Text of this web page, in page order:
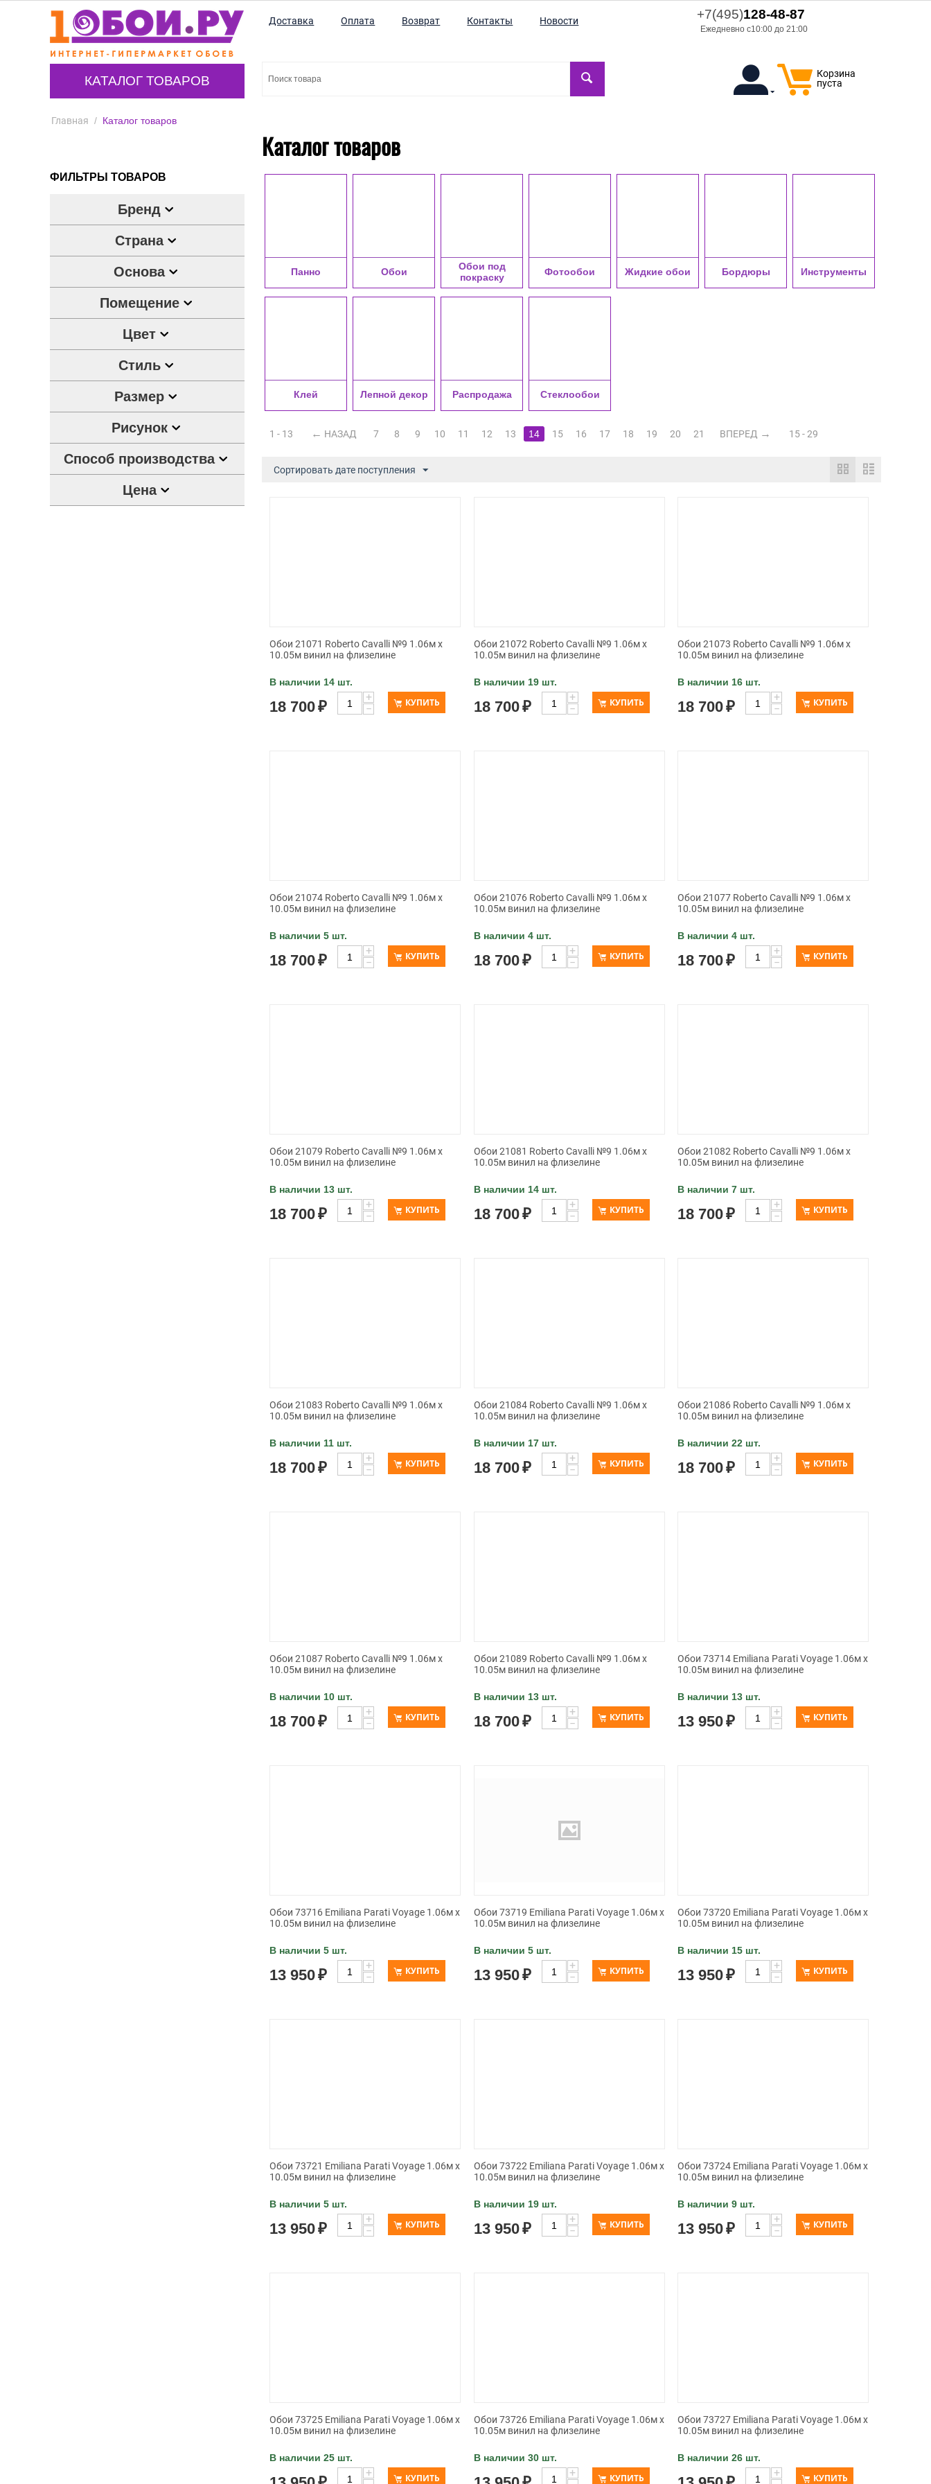
КАТАЛОГ ТОВАРОВ
Доставка Оплата Возврат Контакты Новости +7(495)128-48-87
Ежедневно с10:00 до 21:00
Корзина
пуста
Главная / Каталог товаров
ФИЛЬТРЫ ТОВАРОВ
Бренд
Страна
Основа
Помещение
Цвет
Стиль
Размер
Рисунок
Способ производства
Цена
Каталог товаров
Панно Обои
Обои под
покраску
Фотообои Жидкие обои Бордюры Инструменты
Клей Лепной декор Распродажа Стеклообои
1 - 13 НАЗАД 7 8 9 10 11 12 13 14 15 16 17 18 19 20 21 ВПЕРЕД 15 - 29
Сортировать дате поступления
Обои 21071 Roberto Cavalli №9 1.06м x
10.05м винил на флизелине
В наличии 14 шт.
18 700₽
+
−
КУПИТЬ
Обои 21072 Roberto Cavalli №9 1.06м x
10.05м винил на флизелине
В наличии 19 шт.
18 700₽
+
−
КУПИТЬ
Обои 21073 Roberto Cavalli №9 1.06м x
10.05м винил на флизелине
В наличии 16 шт.
18 700₽
+
−
КУПИТЬ
Обои 21074 Roberto Cavalli №9 1.06м x
10.05м винил на флизелине
В наличии 5 шт.
18 700₽
+
−
КУПИТЬ
Обои 21076 Roberto Cavalli №9 1.06м x
10.05м винил на флизелине
В наличии 4 шт.
18 700₽
+
−
КУПИТЬ
Обои 21077 Roberto Cavalli №9 1.06м x
10.05м винил на флизелине
В наличии 4 шт.
18 700₽
+
−
КУПИТЬ
Обои 21079 Roberto Cavalli №9 1.06м x
10.05м винил на флизелине
В наличии 13 шт.
18 700₽
+
−
КУПИТЬ
Обои 21081 Roberto Cavalli №9 1.06м x
10.05м винил на флизелине
В наличии 14 шт.
18 700₽
+
−
КУПИТЬ
Обои 21082 Roberto Cavalli №9 1.06м x
10.05м винил на флизелине
В наличии 7 шт.
18 700₽
+
−
КУПИТЬ
Обои 21083 Roberto Cavalli №9 1.06м x
10.05м винил на флизелине
В наличии 11 шт.
18 700₽
+
−
КУПИТЬ
Обои 21084 Roberto Cavalli №9 1.06м x
10.05м винил на флизелине
В наличии 17 шт.
18 700₽
+
−
КУПИТЬ
Обои 21086 Roberto Cavalli №9 1.06м x
10.05м винил на флизелине
В наличии 22 шт.
18 700₽
+
−
КУПИТЬ
Обои 21087 Roberto Cavalli №9 1.06м x
10.05м винил на флизелине
В наличии 10 шт.
18 700₽
+
−
КУПИТЬ
Обои 21089 Roberto Cavalli №9 1.06м x
10.05м винил на флизелине
В наличии 13 шт.
18 700₽
+
−
КУПИТЬ
Обои 73714 Emiliana Parati Voyage 1.06м x
10.05м винил на флизелине
В наличии 13 шт.
13 950₽
+
−
КУПИТЬ
Обои 73716 Emiliana Parati Voyage 1.06м x
10.05м винил на флизелине
В наличии 5 шт.
13 950₽
+
−
КУПИТЬ
Обои 73719 Emiliana Parati Voyage 1.06м x
10.05м винил на флизелине
В наличии 5 шт.
13 950₽
+
−
КУПИТЬ
Обои 73720 Emiliana Parati Voyage 1.06м x
10.05м винил на флизелине
В наличии 15 шт.
13 950₽
+
−
КУПИТЬ
Обои 73721 Emiliana Parati Voyage 1.06м x
10.05м винил на флизелине
В наличии 5 шт.
13 950₽
+
−
КУПИТЬ
Обои 73722 Emiliana Parati Voyage 1.06м x
10.05м винил на флизелине
В наличии 19 шт.
13 950₽
+
−
КУПИТЬ
Обои 73724 Emiliana Parati Voyage 1.06м x
10.05м винил на флизелине
В наличии 9 шт.
13 950₽
+
−
КУПИТЬ
Обои 73725 Emiliana Parati Voyage 1.06м x
10.05м винил на флизелине
В наличии 25 шт.
+
КУПИТЬ
Обои 73726 Emiliana Parati Voyage 1.06м x
10.05м винил на флизелине
В наличии 30 шт.
+
КУПИТЬ
Обои 73727 Emiliana Parati Voyage 1.06м x
10.05м винил на флизелине
В наличии 26 шт.
+
КУПИТЬ